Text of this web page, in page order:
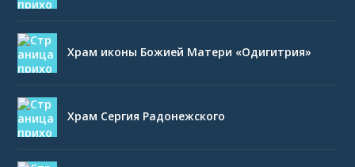
Храм иконы Божией Матери «Одигитрия»
Храм Сергия Радонежского